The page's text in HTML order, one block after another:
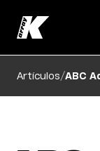
Artículos/ABC